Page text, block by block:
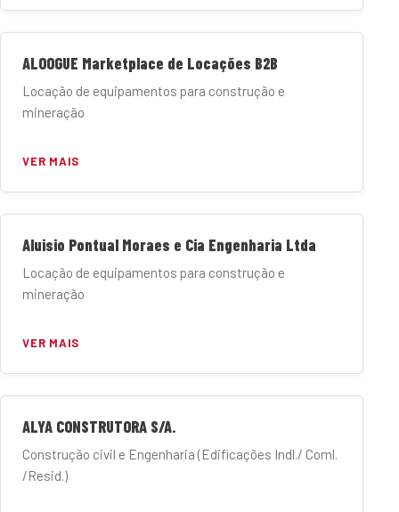
ALOOGUE Marketplace de Locações B2B
Locação de equipamentos para construção e
mineração
VER MAIS
Aluisio Pontual Moraes e Cia Engenharia Ltda
Locação de equipamentos para construção e
mineração
VER MAIS
ALYA CONSTRUTORA S/A.
Construção civil e Engenharia (Edificações Indl./ Coml.
/Resid.)